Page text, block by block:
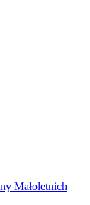
Małoletnich